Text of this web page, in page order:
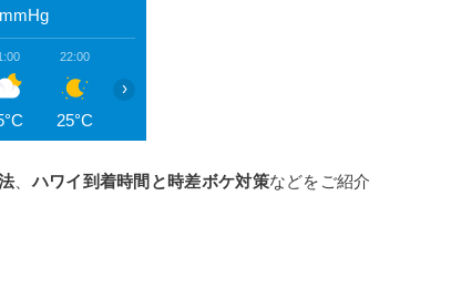
mmHg
22:00
25°C
›
、ハワイ到着時間と時差ボケ対策などをご紹介